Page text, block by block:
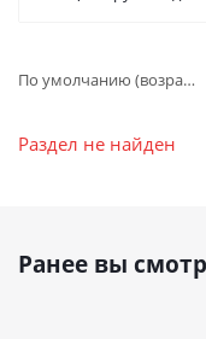
По умолчанию (возрастание)
Раздел не найден
Ранее вы